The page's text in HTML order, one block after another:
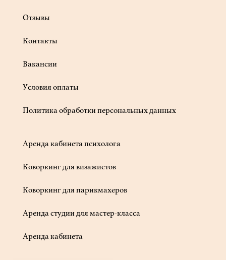
Отзывы
Контакты
Вакансии
Условия оплаты
Политика обработки персональных данных
Аренда кабинета психолога
Коворкинг для визажистов
Коворкинг для парикмахеров
Аренда студии для мастер-класса
Аренда кабинета